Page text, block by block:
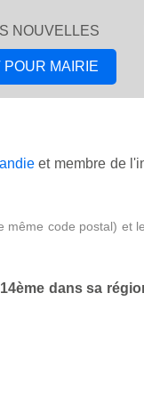
NOUVELLES
MAIRIE
et membre de
code postal) et
dans sa